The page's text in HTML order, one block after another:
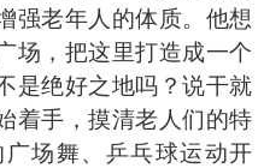
强老年人的体质。他想
场，把这里打造成一个
是绝好之地吗？说干就
着手，摸清老人们的特
场舞、乒乓球运动开